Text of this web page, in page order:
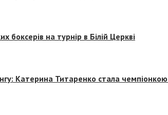
боксерів на турнір в Білій Церкві
Катерина Титаренко стала